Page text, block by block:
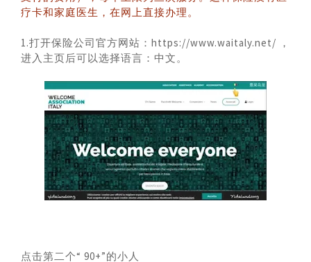
疗卡和家庭医生，在网上直接办理。
1.打开保险公司官方网站：https://www.waitaly.net/ ，
进入主页后可以选择语言：中文。
点击第二个“ 90+”的小人